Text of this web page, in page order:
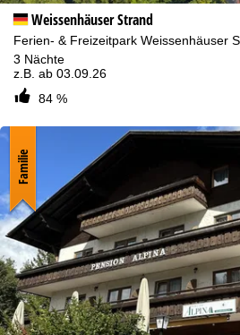
Weissenhäuser Strand
Ferien- & Freizeitpark Weissenhäuser
3 Nächte
z.B. ab 03.09.26
84 %
Familie